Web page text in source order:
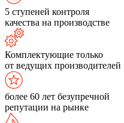
5 ступеней контроля
качества на производстве
Комплектующие только
от ведущих производителей
более 60 лет безупречной
репутации на рынке